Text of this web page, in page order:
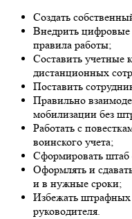
Создать
Внедрить цифровые
правила работы;
Составить учетные
дистанционных
Поставить
Правильно
мобилизации без
Работать с
воинского учета;
Сформировать
Оформлять и
и в нужные сроки;
Избежать штрафных
руководителя.